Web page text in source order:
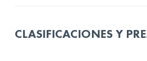
CLASIFICACIONES Y